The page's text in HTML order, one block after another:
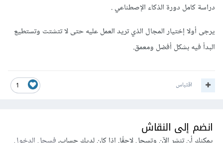
دراسة كامل دورة الذكاء الإصطناعي .
يرجى أولا إختيار المجال الذي تريد العمل عليه حتى لا تتشتت وتستطيع
البدأ فيه بشكل أفضل ومعمق.
1 اقتباس
انضم إلى النقاش